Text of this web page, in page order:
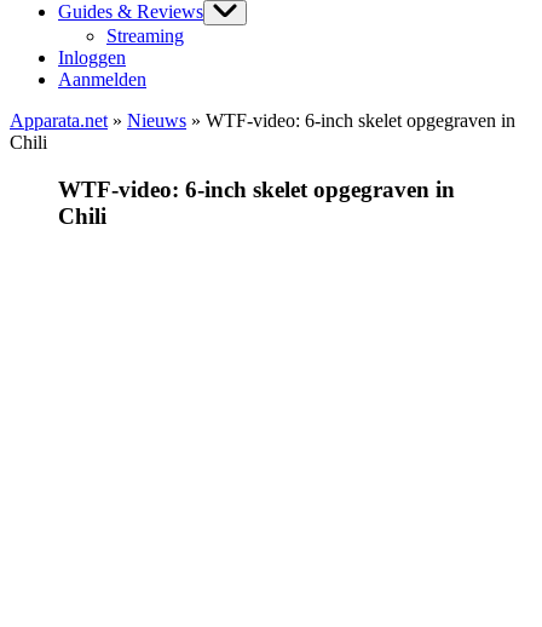
Guides & Reviews
Streaming
Inloggen
Aanmelden
Apparata.net » Nieuws » WTF-video: 6-inch skelet opgegraven in
Chili
WTF-video: 6-inch skelet opgegraven in
Chili